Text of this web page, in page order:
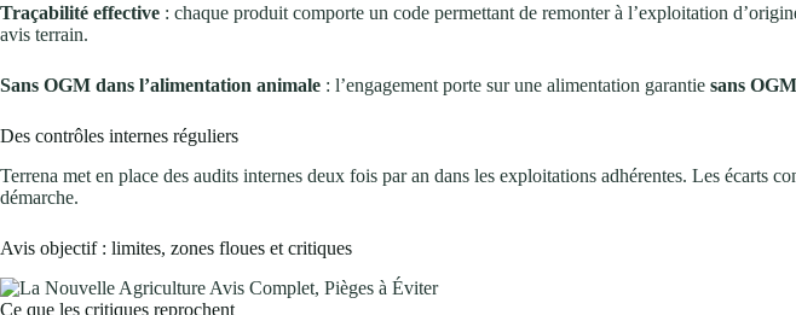
Traçabilité effective : chaque produit comporte un code permettant de remonter à l’exploitation
avis terrain.
Sans OGM dans l’alimentation animale : l’engagement porte sur une alimentation garantie sans OGM
Des contrôles internes réguliers
Terrena met en place des audits internes deux fois par an dans les exploitations adhérentes. Les écarts
démarche.
Avis objectif : limites, zones floues et critiques
Ce que les critiques reprochent